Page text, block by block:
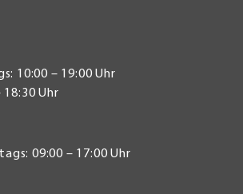
10:00 – 19:00 Uhr
18:30 Uhr
09:00 – 17:00 Uhr